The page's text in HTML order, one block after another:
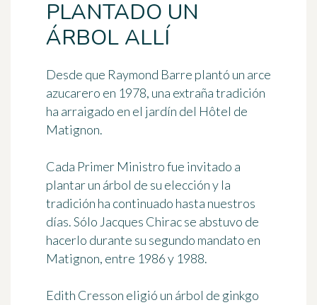
PLANTADO UN
ÁRBOL ALLÍ
Desde que Raymond Barre plantó un arce
azucarero en 1978, una extraña tradición
ha arraigado en el jardín del Hôtel de
Matignon.
Cada Primer Ministro fue invitado a
plantar un árbol de su elección y la
tradición ha continuado hasta nuestros
días. Sólo Jacques Chirac se abstuvo de
hacerlo durante su segundo mandato en
Matignon, entre 1986 y 1988.
Edith Cresson eligió un árbol de ginkgo